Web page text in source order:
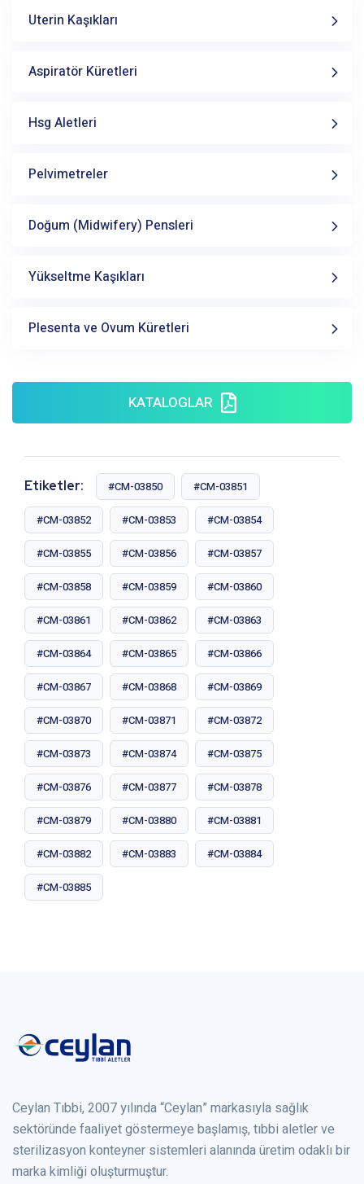
Uterin Kaşıkları
Aspiratör Küretleri
Hsg Aletleri
Pelvimetreler
Doğum (Midwifery) Pensleri
Yükseltme Kaşıkları
Plesenta ve Ovum Küretleri
KATALOGLAR
Etiketler: #CM-03850 #CM-03851
#CM-03852 #CM-03853 #CM-03854
#CM-03855 #CM-03856 #CM-03857
#CM-03858 #CM-03859 #CM-03860
#CM-03861 #CM-03862 #CM-03863
#CM-03864 #CM-03865 #CM-03866
#CM-03867 #CM-03868 #CM-03869
#CM-03870 #CM-03871 #CM-03872
#CM-03873 #CM-03874 #CM-03875
#CM-03876 #CM-03877 #CM-03878
#CM-03879 #CM-03880 #CM-03881
#CM-03882 #CM-03883 #CM-03884
#CM-03885
Ceylan Tıbbi, 2007 yılında “Ceylan” markasıyla sağlık
sektöründe faaliyet göstermeye başlamış, tıbbi aletler ve
sterilizasyon konteyner sistemleri alanında üretim odaklı bir
marka kimliği oluşturmuştur.